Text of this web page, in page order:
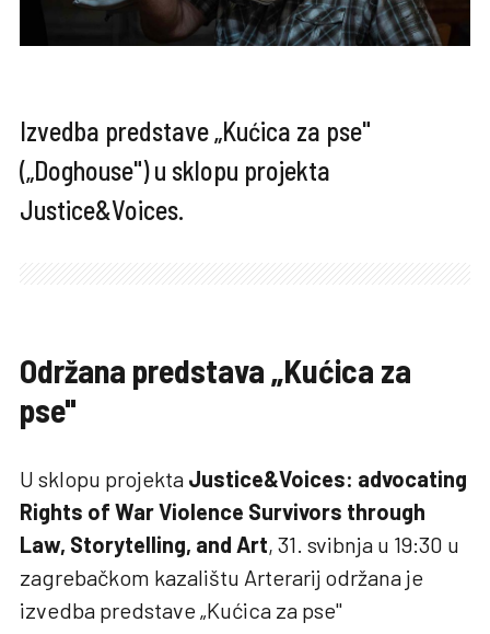
Izvedba predstave „Kućica za pse"
(„Doghouse") u sklopu projekta
Justice&Voices.
Održana predstava „Kućica za
pse"
U sklopu projekta Justice&Voices: advocating
Rights of War Violence Survivors through
Law, Storytelling, and Art, 31. svibnja u 19:30 u
zagrebačkom kazalištu Arterarij održana je
izvedba predstave „Kućica za pse"